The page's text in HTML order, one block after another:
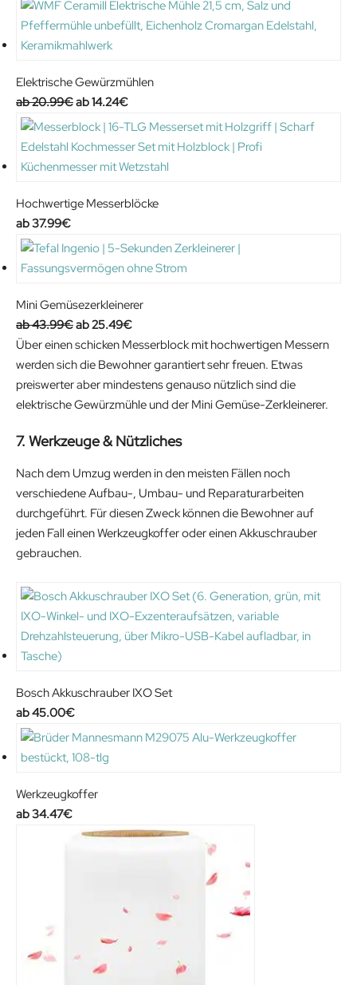
€
.
Elektrische Gewürzmühlen
20.99€O
r
i
g
n
i
c
e
w
a
s
2
.
9
9
€
.
14.24€C
u
r
r
n
c
e
i
s
:
1
.
4
€
.
Hochwertige Messerblöcke
37.99€
Mini Gemüsezerkleinerer
43.99€O
r
i
g
i
a
p
a
s
:
9
€
25.49€C
u
r
r
e
t
i
e
:
2
5
.
Über einen schicken Messerblock mit hochwertigen Messern
werden sich die Bewohner garantiert sehr freuen. Etwas
preiswerter aber mindestens genauso nützlich sind die
elektrische Gewürzmühle und der Mini Gemüse-Zerkleinerer.
7. Werkzeuge & Nützliches
Nach dem Umzug werden in den meisten Fällen noch
verschiedene Aufbau-, Umbau- und Reparaturarbeiten
durchgeführt. Für diesen Zweck können die Bewohner auf
jeden Fall einen Werkzeugkoffer oder einen Akkuschrauber
gebrauchen.
Bosch Akkuschrauber IXO Set
45.00€
Werkzeugkoffer
34.47€